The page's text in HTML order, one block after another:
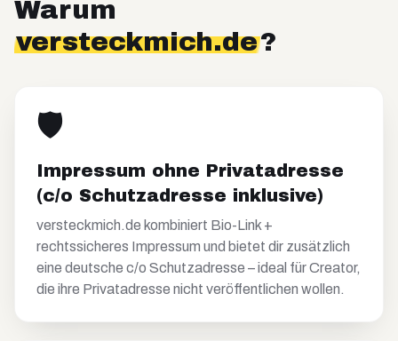
Warum
versteckmich.de?
🛡️
Impressum ohne Privatadresse
(c/o Schutzadresse inklusive)
versteckmich.de kombiniert Bio-Link +
rechtssicheres Impressum und bietet dir zusätzlich
eine deutsche c/o Schutzadresse – ideal für Creator,
die ihre Privatadresse nicht veröffentlichen wollen.